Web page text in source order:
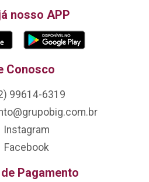
nosso APP
Conosco
99614-6319
Instagram
Facebook
Pagamento